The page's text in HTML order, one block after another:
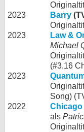
2023
Barry
2023
Law &
Michael
(#3.16
2023
Song)
2022
Chicago
als